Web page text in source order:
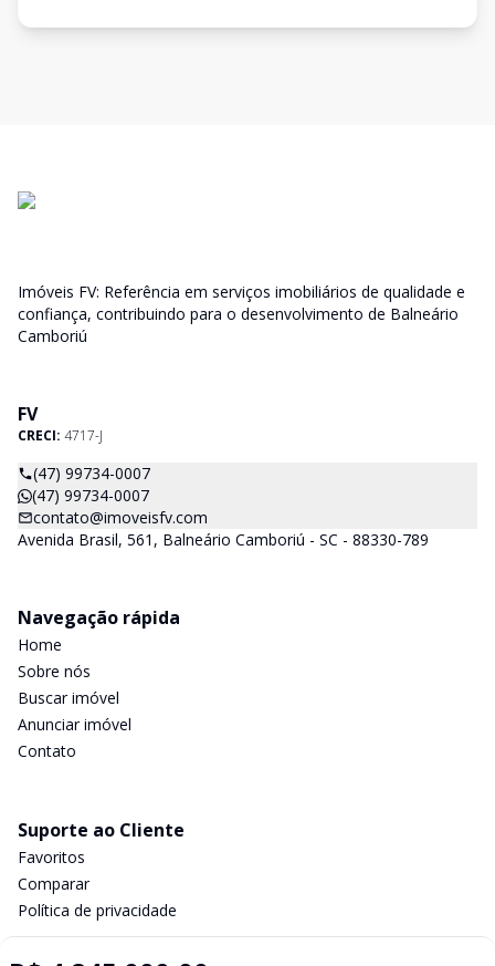
Imóveis FV: Referência em serviços imobiliários de qualidade e
confiança, contribuindo para o desenvolvimento de Balneário
Camboriú
FV
CRECI: 4717-J
(47) 99734-0007
(47) 99734-0007
contato@imoveisfv.com
Avenida Brasil, 561, Balneário Camboriú - SC - 88330-789
Navegação rápida
Home
Sobre nós
Buscar imóvel
Anunciar imóvel
Contato
Suporte ao Cliente
Favoritos
Comparar
Política de privacidade